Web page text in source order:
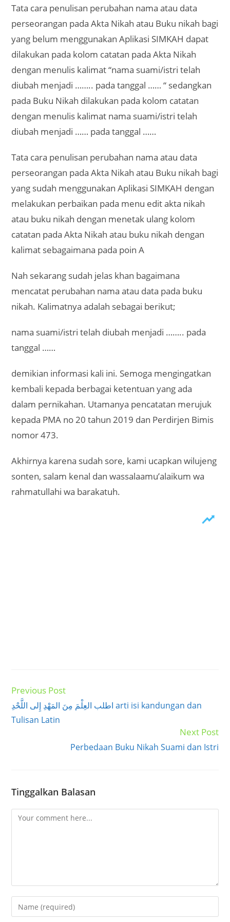
Tata cara penulisan perubahan nama atau data
perseorangan pada Akta Nikah atau Buku nikah bagi
yang belum menggunakan Aplikasi SIMKAH dapat
dilakukan pada kolom catatan pada Akta Nikah
dengan menulis kalimat “nama suami/istri telah
diubah menjadi …….. pada tanggal …… “ sedangkan
pada Buku Nikah dilakukan pada kolom catatan
dengan menulis kalimat nama suami/istri telah
diubah menjadi …… pada tanggal ……
Tata cara penulisan perubahan nama atau data
perseorangan pada Akta Nikah atau Buku nikah bagi
yang sudah menggunakan Aplikasi SIMKAH dengan
melakukan perbaikan pada menu edit akta nikah
atau buku nikah dengan menetak ulang kolom
catatan pada Akta Nikah atau buku nikah dengan
kalimat sebagaimana pada poin A
Nah sekarang sudah jelas khan bagaimana
mencatat perubahan nama atau data pada buku
nikah. Kalimatnya adalah sebagai berikut;
nama suami/istri telah diubah menjadi …….. pada
tanggal ……
demikian informasi kali ini. Semoga mengingatkan
kembali kepada berbagai ketentuan yang ada
dalam pernikahan. Utamanya pencatatan merujuk
kepada PMA no 20 tahun 2019 dan Perdirjen Bimis
nomor 473.
Akhirnya karena sudah sore, kami ucapkan wilujeng
sonten, salam kenal dan wassalaamu’alaikum wa
rahmatullahi wa barakatuh.
Read
more
articles
Previous Post
اطلب العِلْمَ مِنَ المَهْدِ إِلى اللَّحْدِ arti isi kandungan dan
Tulisan Latin
Next Post
Perbedaan Buku Nikah Suami dan Istri
Tinggalkan Balasan
Comment
Enter
your